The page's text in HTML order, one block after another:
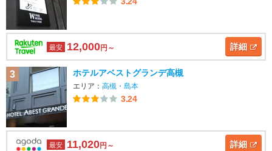
最安 12,000円～ 詳細
3 ホテルアベストグランデ高槻
エリア： 高槻・島本
3.24
最安 11,020円～ 詳細